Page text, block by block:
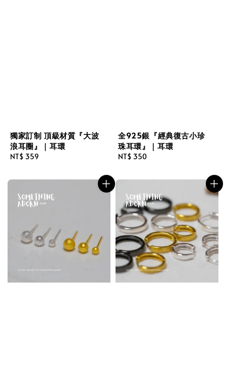
獨家訂制 頂級材質『大波
浪耳圈』｜耳環
Regular
NT$ 359
全925銀『經典復古小珍
珠耳環』｜耳環
Regular
NT$ 350